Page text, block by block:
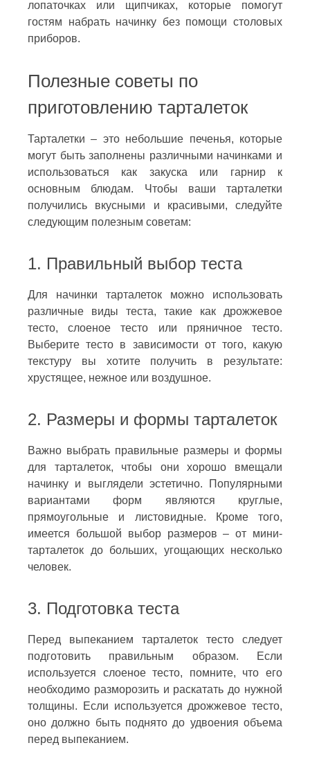
лопаточках или щипчиках, которые помогут
гостям набрать начинку без помощи столовых
приборов.
Полезные советы по
приготовлению тарталеток
Тарталетки – это небольшие печенья, которые
могут быть заполнены различными начинками и
использоваться как закуска или гарнир к
основным блюдам. Чтобы ваши тарталетки
получились вкусными и красивыми, следуйте
следующим полезным советам:
1. Правильный выбор теста
Для начинки тарталеток можно использовать
различные виды теста, такие как дрожжевое
тесто, слоеное тесто или пряничное тесто.
Выберите тесто в зависимости от того, какую
текстуру вы хотите получить в результате:
хрустящее, нежное или воздушное.
2. Размеры и формы тарталеток
Важно выбрать правильные размеры и формы
для тарталеток, чтобы они хорошо вмещали
начинку и выглядели эстетично. Популярными
вариантами форм являются круглые,
прямоугольные и листовидные. Кроме того,
имеется большой выбор размеров – от мини-
тарталеток до больших, угощающих несколько
человек.
3. Подготовка теста
Перед выпеканием тарталеток тесто следует
подготовить правильным образом. Если
используется слоеное тесто, помните, что его
необходимо разморозить и раскатать до нужной
толщины. Если используется дрожжевое тесто,
оно должно быть поднято до удвоения объема
перед выпеканием.